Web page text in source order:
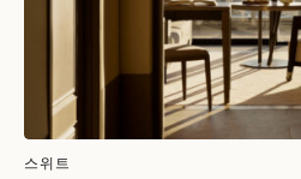
스위트